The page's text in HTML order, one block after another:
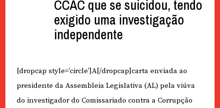
CCAC que se suicidou, tendo
exigido uma investigação
independente
[dropcap style=’circle’]A[/dropcap]carta enviada ao
presidente da Assembleia Legislativa (AL) pela viúva
do investigador do Comissariado contra a Corrupção